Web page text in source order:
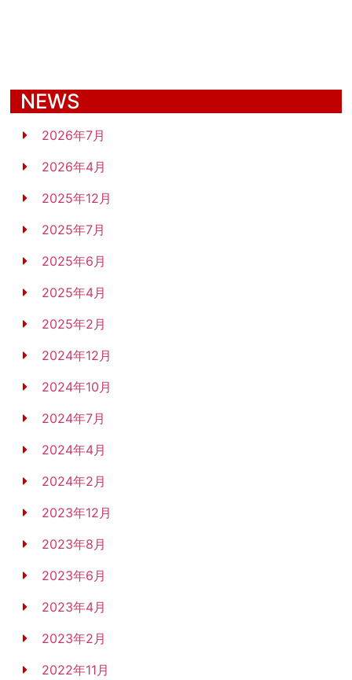
NEWS
2026年7月
2026年4月
2025年12月
2025年7月
2025年6月
2025年4月
2025年2月
2024年12月
2024年10月
2024年7月
2024年4月
2024年2月
2023年12月
2023年8月
2023年6月
2023年4月
2023年2月
2022年11月